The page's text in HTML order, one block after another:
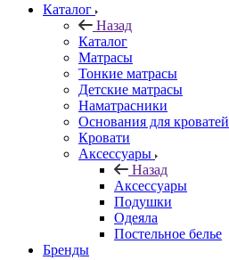
Каталог
Назад
Каталог
Матрасы
Тонкие матрасы
Детские матрасы
Наматрасники
Основания для кроватей
Кровати
Аксессуары
Назад
Аксессуары
Подушки
Одеяла
Постельное белье
Бренды